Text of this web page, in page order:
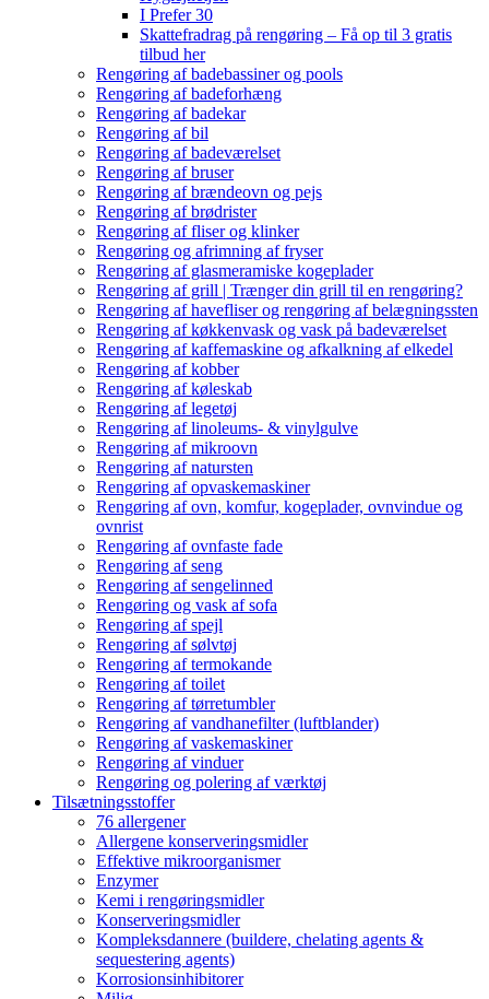
I Prefer 30
Skattefradrag på rengøring – Få op til 3 gratis
tilbud her
Rengøring af badebassiner og pools
Rengøring af badeforhæng
Rengøring af badekar
Rengøring af bil
Rengøring af badeværelset
Rengøring af bruser
Rengøring af brændeovn og pejs
Rengøring af brødrister
Rengøring af fliser og klinker
Rengøring og afrimning af fryser
Rengøring af glasmeramiske kogeplader
Rengøring af grill | Trænger din grill til en rengøring?
Rengøring af havefliser og rengøring af belægningssten
Rengøring af køkkenvask og vask på badeværelset
Rengøring af kaffemaskine og afkalkning af elkedel
Rengøring af kobber
Rengøring af køleskab
Rengøring af legetøj
Rengøring af linoleums- & vinylgulve
Rengøring af mikroovn
Rengøring af natursten
Rengøring af opvaskemaskiner
Rengøring af ovn, komfur, kogeplader, ovnvindue og
ovnrist
Rengøring af ovnfaste fade
Rengøring af seng
Rengøring af sengelinned
Rengøring og vask af sofa
Rengøring af spejl
Rengøring af sølvtøj
Rengøring af termokande
Rengøring af toilet
Rengøring af tørretumbler
Rengøring af vandhanefilter (luftblander)
Rengøring af vaskemaskiner
Rengøring af vinduer
Rengøring og polering af værktøj
Tilsætningsstoffer
76 allergener
Allergene konserveringsmidler
Effektive mikroorganismer
Enzymer
Kemi i rengøringsmidler
Konserveringsmidler
Kompleksdannere (buildere, chelating agents &
sequestering agents)
Korrosionsinhibitorer